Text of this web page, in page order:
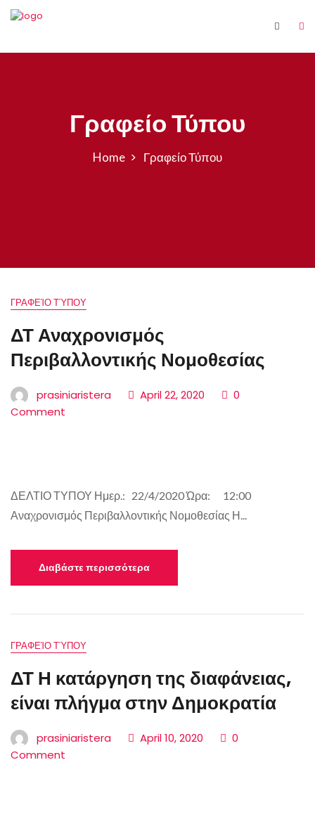
Γραφείο Τύπου
Home Γραφείο Τύπου
ΓΡΑΦΕΊΟ ΤΎΠΟΥ
ΔΤ Αναχρονισμός
Περιβαλλοντικής Νομοθεσίας
prasiniaristera April 22, 2020
0
Comment
ΔΕΛΤΙΟ ΤΥΠΟΥ Ημερ.: 22/4/2020 Ώρα: 12:00
Αναχρονισμός Περιβαλλοντικής Νομοθεσίας Η...
Διαβάστε περισσότερα
ΓΡΑΦΕΊΟ ΤΎΠΟΥ
ΔΤ Η κατάργηση της διαφάνειας,
είναι πλήγμα στην Δημοκρατία
prasiniaristera April 10, 2020
0
Comment